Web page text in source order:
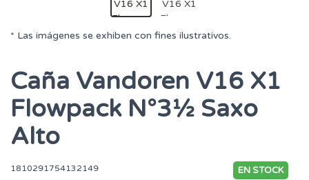
* Las imágenes se exhiben con fines ilustrativos.
Caña Vandoren V16 X1
Flowpack N°3½ Saxo
Alto
1810291754132149 EN STOCK